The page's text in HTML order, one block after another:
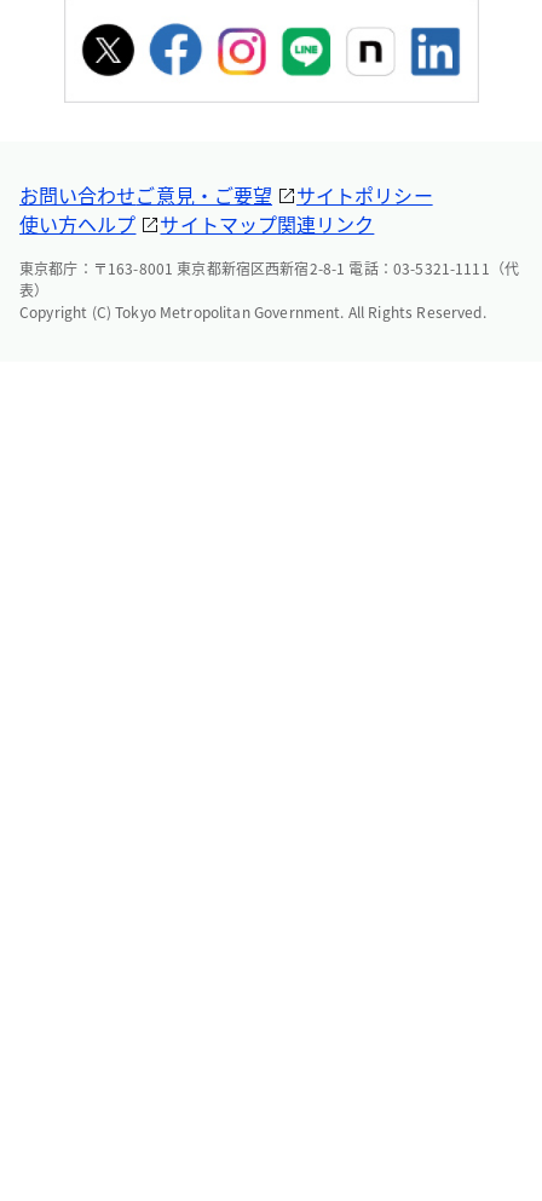
お問い合わせご意見・ご要望
サイトポリシー
使い方ヘルプ
サイトマップ関連リンク
東京都庁：〒163-8001 東京都新宿区西新宿2-8-1 電話：03-5321-1111（代
表）
Copyright (C) Tokyo Metropolitan Government. All Rights Reserved.